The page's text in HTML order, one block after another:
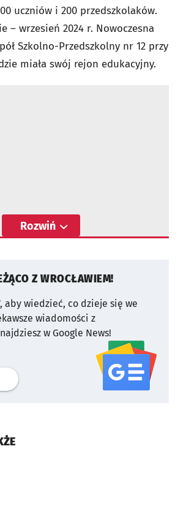
uczniów i 200 przedszkolaków.
– wrzesień 2024 r. Nowoczesna
Szkolno-Przedszkolny nr 12 przy
miała swój rejon edukacyjny.
Rozwiń
Z WROCŁAWIEM!
aby wiedzieć, co dzieje się we
wiadomości z
w Google News!
profil serwisu